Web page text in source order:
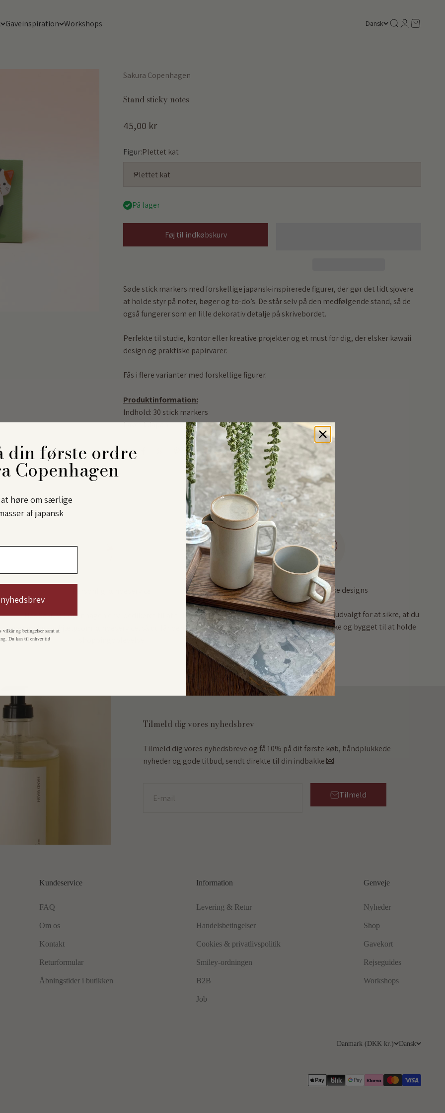
Gaveinspiration Workshops Dansk Søg Log ind
Kurv
Sakura Copenhagen
Stand sticky notes
Salgspris
45,00 kr
Figur:Plettet kat
Plettet kat
På lager
Føj til indkøbskurv
Søde stick markers med forskellige japansk-inspirerede figurer, der gør det lidt sjovere
at holde styr på noter, bøger og to-do’s. De står selv på den medfølgende stand, så de
også fungerer som en lille dekorativ detalje på skrivebordet.
Perfekte til studie, kontor eller kreative projekter og et must for dig, der elsker kawaii
design og praktiske papirvarer.
Fås i flere varianter med forskellige figurer.
Produktinformation:
Indhold: 30 stick markers
Lavet i: Japan
Del
Hos Sakura Copenhagen er vi dedikeret til at tilbyde
personlig og hjælpsom kundeservice, så du får den bedste
Høj kvalitet, unikke designs
Vores sortiment er omhyggeligt udvalgt for at sikre, at du
får produkter, der både er smukke og bygget til at holde
Tilmeld dig vores nyhedsbrev
Tilmeld dig vores nyhedsbreve og få 10% på dit første køb, håndplukkede
nyheder og gode tilbud, sendt direkte til din indbakke 💌
E-mail Tilmeld
Kundeservice
FAQ
Om os
Kontakt
Returformular
Åbningstider i butikken
Information
Levering & Retur
Handelsbetingelser
Cookies & privatlivspolitik
Smiley-ordningen
B2B
Job
Genveje
Nyheder
Shop
Gavekort
Rejseguides
Workshops
Danmark (DKK kr.) Dansk
din første ordre
Copenhagen
høre om særlige
af japansk
vilkår og betingelser samt at
Du kan til enhver tid